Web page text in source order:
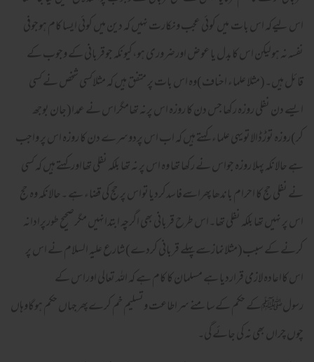
اس لیےکہ اس بات میں کوئی عجب ونکارت نہیں کہ دین میں کوئی ایسا کام ہوجوفی
نفسہ نہ ہولیکن اس کابدل یا عوض اورضروری ہو،کیونکہ جوقربانی کے وجوب کے
قائل ہیں۔(مثلا علماء احناف)وہ اس بات پر متفق ہیں کہ مثلاکسی شخص نے کسی
ایسے دن نفلی روزہ رکھا جس دن کا روزہ اس پرنہ تھامگراس نے عمدا(جان بوجھ
کر)روزہ توڑڈالاتویہی علماء کہتے ہیں کہ اب اس پردوسرے دن کا روزہ اس پر واجب
ہے حالانکہ پہلا روزہ جواس نے رکھا تھا وہ اس پر نہ تھا بلکہ نفلی تھااورکہتے ہیں کہ کسی
نے نفلی حج کا احرام باندھاپھراسےفاسدکردیاتواس پر حج کی قضاء ہے ۔حالانکہ وہ حج
اس پر نہیں تھا بلکہ نفلی تھا۔اس طرح قربانی بھی اگرچہ ابتدانہیں مگرصحیح طورپرادانہ
کرنے کے سبب(مثلانمازسےپہلے قربانی کردے)شارع علیہ السلام نے اس پر
اس کااعادہ لازمی قراردیا ہے مسلمان کا کام ہے کہ اللہ تعالی اوراس کے
رسولﷺکے حکم کےسامنے سراطاعت وتسلیم خم کرےپھرجہاں حکم ہوگاوہاں
چوں چراں بھی نہ کی جائے گی۔